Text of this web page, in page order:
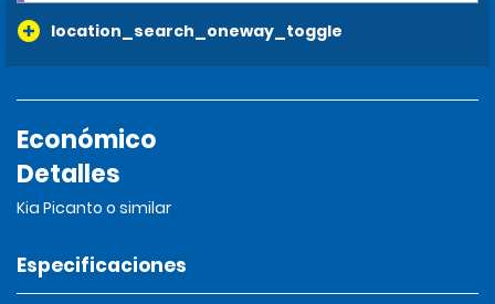
location_search_oneway_toggle
Económico
Detalles
Kia Picanto o similar
Especificaciones